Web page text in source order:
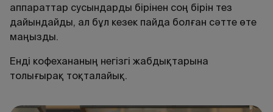
аппараттар сусындарды бірінен соң бірін тез
дайындайды, ал бұл кезек пайда болған сәтте өте
маңызды.
Енді кофехананың негізгі жабдықтарына
толығырақ тоқталайық.